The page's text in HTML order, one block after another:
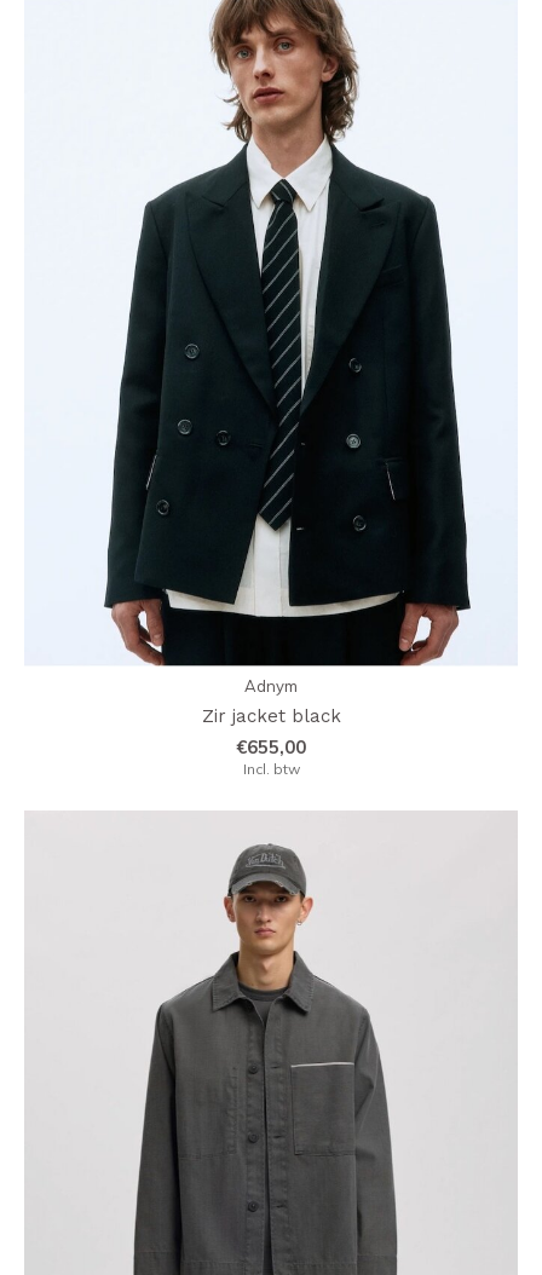
Adnym
Zir jacket black
€655,00
Incl. btw